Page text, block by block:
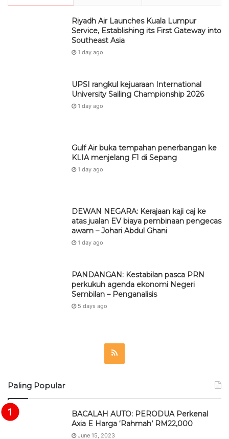
Riyadh Air Launches Kuala Lumpur
Service, Establishing its First Gateway into
Southeast Asia
1 day ago
UPSI rangkul kejuaraan International
University Sailing Championship 2026
1 day ago
Gulf Air buka tempahan penerbangan ke
KLIA menjelang F1 di Sepang
1 day ago
DEWAN NEGARA: Kerajaan kaji caj ke
atas jualan EV biaya pembinaan pengecas
awam – Johari Abdul Ghani
1 day ago
PANDANGAN: Kestabilan pasca PRN
perkukuh agenda ekonomi Negeri
Sembilan – Penganalisis
5 days ago
Paling Popular
BACALAH AUTO: PERODUA Perkenal
Axia E Harga ‘Rahmah’ RM22,000
June 15, 2023